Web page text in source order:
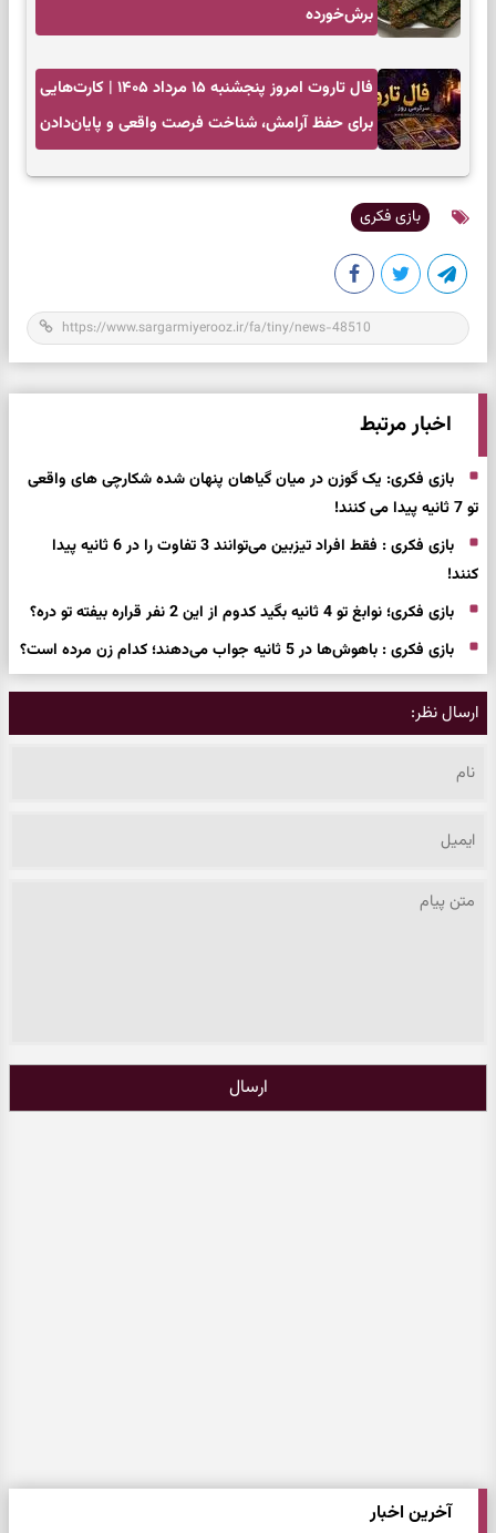
برش‌خورده
فال تاروت امروز پنجشنبه ۱۵ مرداد ۱۴۰۵ | کارت‌هایی
برای حفظ آرامش، شناخت فرصت واقعی و پایان‌دادن
بازی فکری
اخبار مرتبط
بازی فکری: یک گوزن در میان گیاهان پنهان شده شکارچی های واقعی
تو 7 ثانیه پیدا می کنند!
بازی فکری : فقط افراد تیزبین می‌توانند 3 تفاوت را در 6 ثانیه پیدا
کنند!
بازی فکری؛ نوابغ تو 4 ثانیه بگید کدوم از این 2 نفر قراره بیفته تو دره؟
بازی فکری : باهوش‌ها در 5 ثانیه جواب می‌دهند؛ کدام زن مرده است؟
ارسال نظر:
ارسال
آخرین اخبار